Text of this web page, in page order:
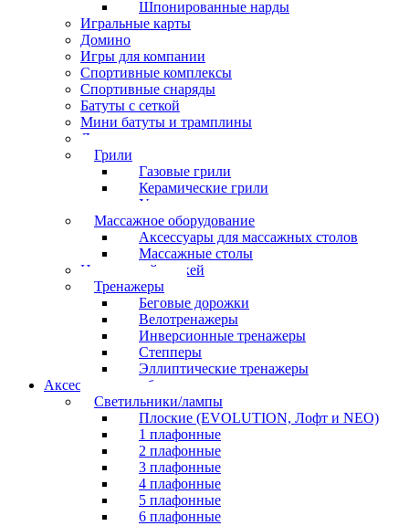
Шпонированные нарды
Игральные карты
Домино
Игры для компании
Спортивные комплексы
Спортивные снаряды
Батуты с сеткой
Мини батуты и трамплины
Дартс
Грили
Газовые грили
Керамические грили
Угольные грили
Массажное оборудование
Аксессуары для массажных столов
Массажные столы
Настольный хоккей
Тренажеры
Беговые дорожки
Велотренажеры
Инверсионные тренажеры
Степперы
Эллиптические тренажеры
Аксессуары для бильярда
Светильники/лампы
Плоские (EVOLUTION, Лофт и NEO)
1 плафонные
2 плафонные
3 плафонные
4 плафонные
5 плафонные
6 плафонные